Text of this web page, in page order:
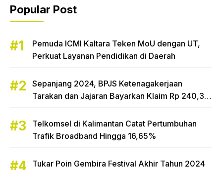
Popular Post
Pemuda ICMI Kaltara Teken MoU dengan UT,
Perkuat Layanan Pendidikan di Daerah
Sepanjang 2024, BPJS Ketenagakerjaan
Tarakan dan Jajaran Bayarkan Klaim Rp 240,3
Telkomsel di Kalimantan Catat Pertumbuhan
Trafik Broadband Hingga 16,65%
Tukar Poin Gembira Festival Akhir Tahun 2024